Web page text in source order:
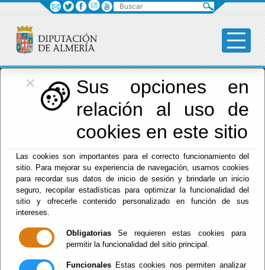
×
Sus opciones en
relación al uso de
cookies en este sitio
Las cookies son importantes para el correcto funcionamiento del
sitio. Para mejorar su experiencia de navegación, usamos cookies
para recordar sus datos de inicio de sesión y brindarle un inicio
seguro, recopilar estadísticas para optimizar la funcionalidad del
sitio y ofrecerle contenido personalizado en función de sus
intereses.
Obligatorias Se requieren estas cookies para
permitir la funcionalidad del sitio principal.
Funcionales Estas cookies nos permiten analizar
Diputación
Menú Diputación
Deportes, Vida
Saludable y
Juventud
Buscar